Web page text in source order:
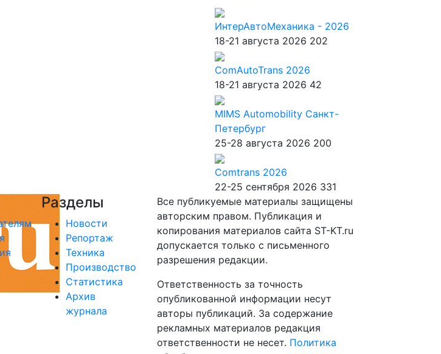
ИнтерАвтоМеханика - 2026
18-21 августа 2026 202
ComAutoTrans 2026
18-21 августа 2026 42
MIMS Automobility Санкт-
Петербург
25-28 августа 2026 200
Comtrans 2026
22-25 сентября 2026 331
Разделы
Новости
Репортаж
Техника
Производство
Статистика
Архив
журнала
Все публикуемые материалы защищены
авторским правом. Публикация и
копирования материалов сайта ST-KT.ru
допускается только с письменного
разрешения редакции.
Ответственность за точность
опубликованной информации несут
авторы публикаций. За содержание
рекламных материалов редакция
ответственности не несет. Политика